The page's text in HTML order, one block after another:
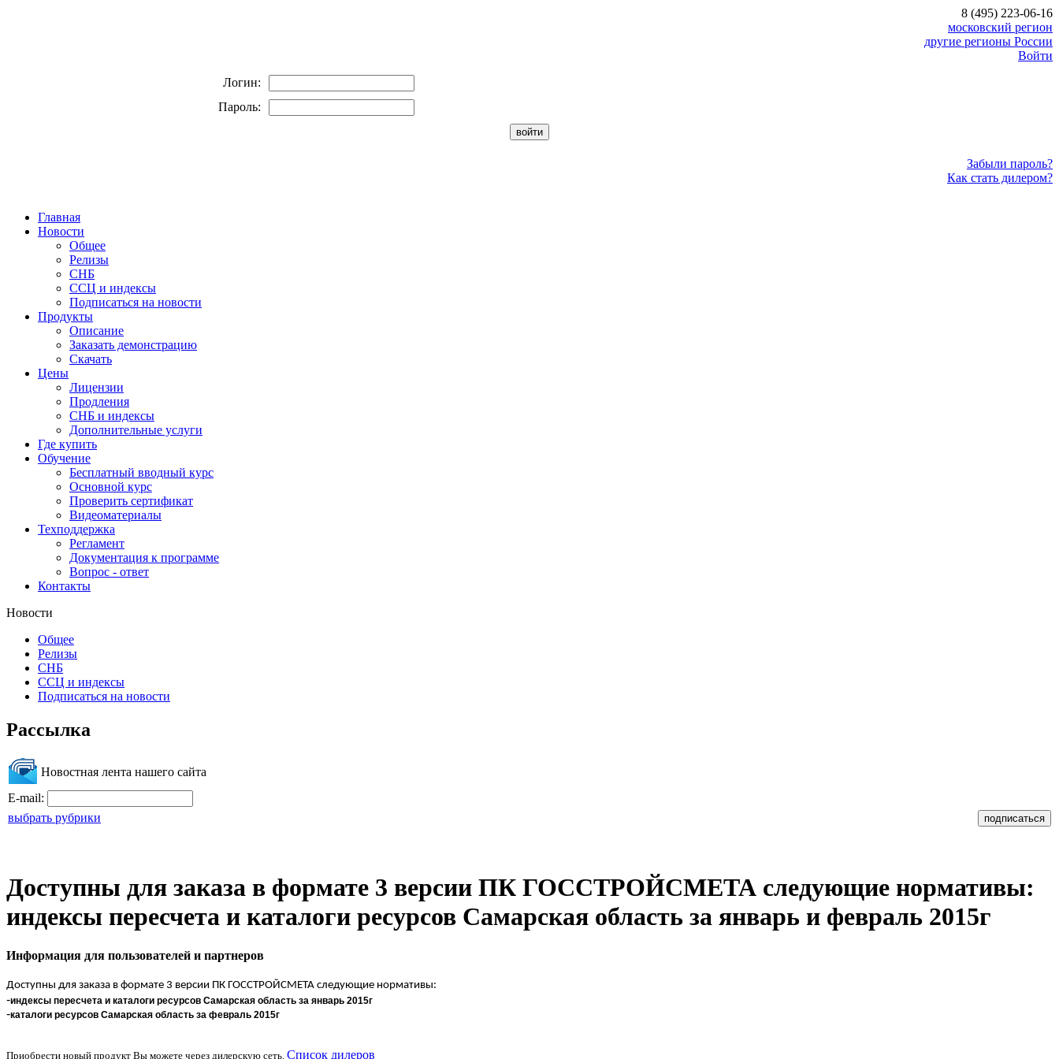
8 (495) 223-06-16
московский регион
другие регионы России
Войти
Логин:
Пароль:
Забыли пароль?
Как стать дилером?
Главная
Новости
Общее
Релизы
СНБ
ССЦ и индексы
Подписаться на новости
Продукты
Описание
Заказать демонстрацию
Скачать
Цены
Лицензии
Продления
СНБ и индексы
Дополнительные услуги
Где купить
Обучение
Бесплатный вводный курс
Основной курс
Проверить сертификат
Видеоматериалы
Техподдержка
Регламент
Документация к программе
Вопрос - ответ
Контакты
Новости
Общее
Релизы
СНБ
ССЦ и индексы
Подписаться на новости
Рассылка
Новостная лента нашего сайта
E-mail:
выбрать рубрики
Доступны для заказа в формате 3 версии ПК ГОССТРОЙСМЕТА следующие нормативы:
индексы пересчета и каталоги ресурсов Самарская область за январь и февраль 2015г
Информация для пользователей и партнеров
Доступны для заказа в формате 3 версии ПК ГОССТРОЙСМЕТА следующие нормативы:
-индексы пересчета и каталоги ресурсов Самарская область за январь 2015г
-каталоги ресурсов Самарская область за февраль 2015г
Приобрести новый продукт Вы можете через дилерскую сеть. Список дилеров